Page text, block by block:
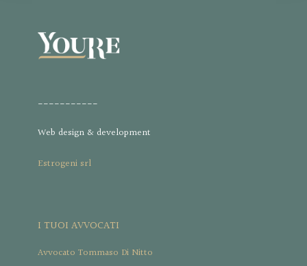
___________
Web design & development
Estrogeni srl
I TUOI AVVOCATI
Avvocato Tommaso Di Nitto